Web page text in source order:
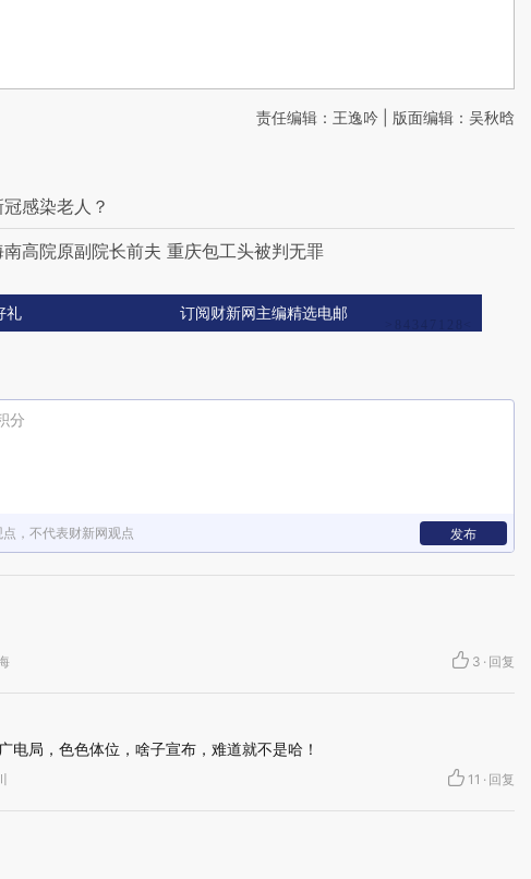
责任编辑：王逸吟 | 版面编辑：吴秋晗
感染老人？
高院原副院长前夫 重庆包工头被判无罪
礼 订阅财新网主编精选电邮
分
，不代表财新网观点 发布
3 · 回复
电局，色色体位，啥子宣布，难道就不是哈！
11 · 回复